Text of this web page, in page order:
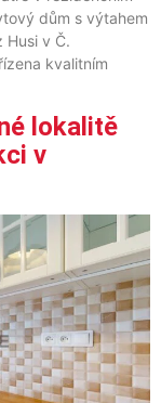
dům s výtahem
Husi v Č.
kvalitním
lokalitě
v